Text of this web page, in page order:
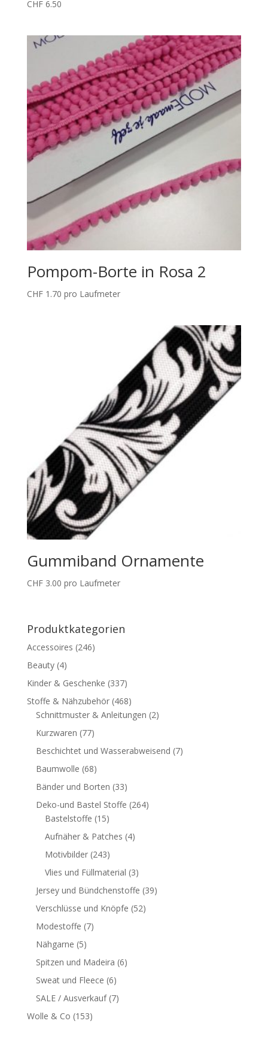
CHF6.50
Pompom-Borte in Rosa 2
CHF1.70 pro Laufmeter
Gummiband Ornamente
CHF3.00 pro Laufmeter
Produktkategorien
Accessoires (246)
Beauty (4)
Kinder & Geschenke (337)
Stoffe & Nähzubehör (468)
Schnittmuster & Anleitungen (2)
Kurzwaren (77)
Beschichtet und Wasserabweisend (7)
Baumwolle (68)
Bänder und Borten (33)
Deko-und Bastel Stoffe (264)
Bastelstoffe (15)
Aufnäher & Patches (4)
Motivbilder (243)
Vlies und Füllmaterial (3)
Jersey und Bündchenstoffe (39)
Verschlüsse und Knöpfe (52)
Modestoffe (7)
Nähgarne (5)
Spitzen und Madeira (6)
Sweat und Fleece (6)
SALE / Ausverkauf (7)
Wolle & Co (153)